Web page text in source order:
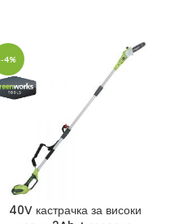
-4%
40V кастрачка за високи